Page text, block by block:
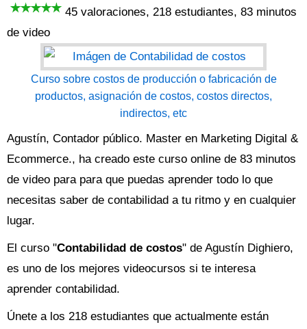
45 valoraciones, 218 estudiantes, 83 minutos
de video
Curso sobre costos de producción o fabricación de
productos, asignación de costos, costos directos,
indirectos, etc
Agustín, Contador público. Master en Marketing Digital &
Ecommerce., ha creado este curso online de 83 minutos
de video para para que puedas aprender todo lo que
necesitas saber de contabilidad a tu ritmo y en cualquier
lugar.
El curso "Contabilidad de costos" de Agustín Dighiero,
es uno de los mejores videocursos si te interesa
aprender contabilidad.
Únete a los 218 estudiantes que actualmente están